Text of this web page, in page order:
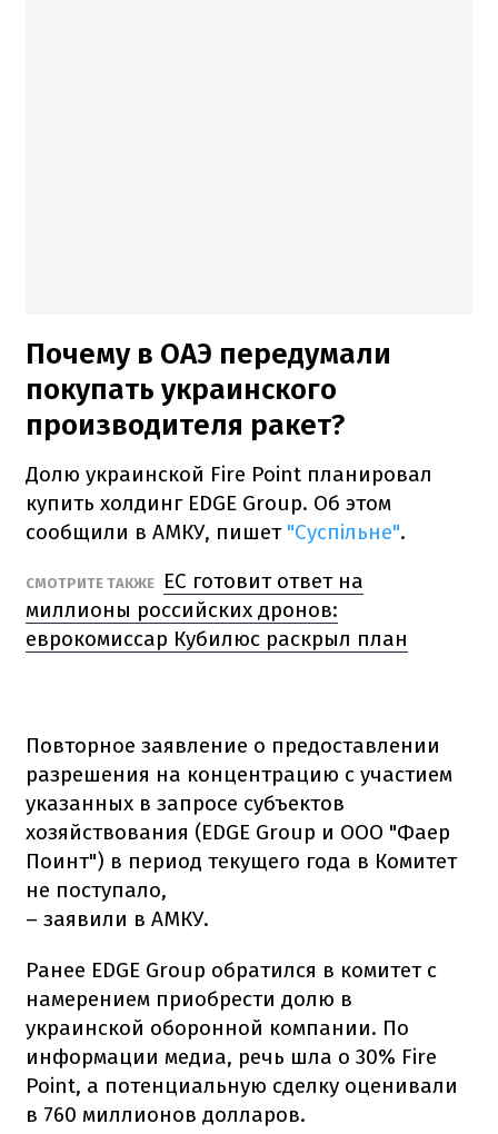
Почему в ОАЭ передумали
покупать украинского
производителя ракет?
Долю украинской Fire Point планировал
купить холдинг EDGE Group. Об этом
сообщили в АМКУ, пишет "Суспільне".
СМОТРИТЕ ТАКЖЕ
ЕС готовит ответ на
миллионы российских дронов:
еврокомиссар Кубилюс раскрыл план
Повторное заявление о предоставлении
разрешения на концентрацию с участием
указанных в запросе субъектов
хозяйствования (EDGE Group и ООО "Фаер
Поинт") в период текущего года в Комитет
не поступало,
– заявили в АМКУ.
Ранее EDGE Group обратился в комитет с
намерением приобрести долю в
украинской оборонной компании. По
информации медиа, речь шла о 30% Fire
Point, а потенциальную сделку оценивали
в 760 миллионов долларов.